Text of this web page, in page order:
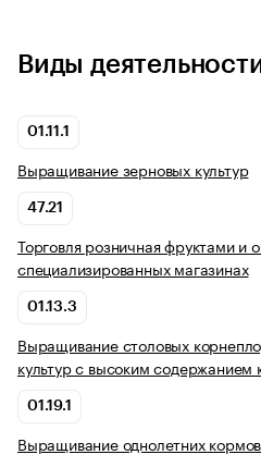
Виды
01.11.1
Выращивание зерновых культур
47.21
Торговля розничная фруктами и
специализированных магазинах
01.13.3
Выращивание столовых
культур с высоким содержанием
01.19.1
Выращивание однолетних